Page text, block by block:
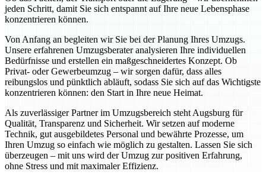
jeden Schritt, damit Sie sich entspannt auf Ihre neue Lebensphase
konzentrieren können.
Von Anfang an begleiten wir Sie bei der Planung Ihres Umzugs.
Unsere erfahrenen Umzugsberater analysieren Ihre individuellen
Bedürfnisse und erstellen ein maßgeschneidertes Konzept. Ob
Privat- oder Gewerbeumzug – wir sorgen dafür, dass alles
reibungslos und pünktlich abläuft, sodass Sie sich auf das Wichtigste
konzentrieren können: den Start in Ihre neue Heimat.
Als zuverlässiger Partner im Umzugsbereich steht Augsburg für
Qualität, Transparenz und Sicherheit. Wir setzen auf moderne
Technik, gut ausgebildetes Personal und bewährte Prozesse, um
Ihren Umzug so einfach wie möglich zu gestalten. Lassen Sie sich
überzeugen – mit uns wird der Umzug zur positiven Erfahrung,
ohne Stress und mit maximaler Effizienz.